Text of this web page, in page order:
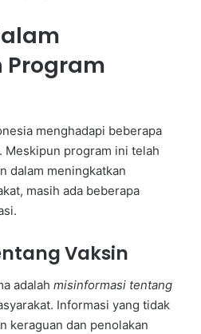
Program
menghadapi beberapa
Meskipun program ini telah
dalam meningkatkan
masih ada beberapa
Vaksin
adalah misinformasi tentang
Informasi yang tidak
keraguan dan penolakan